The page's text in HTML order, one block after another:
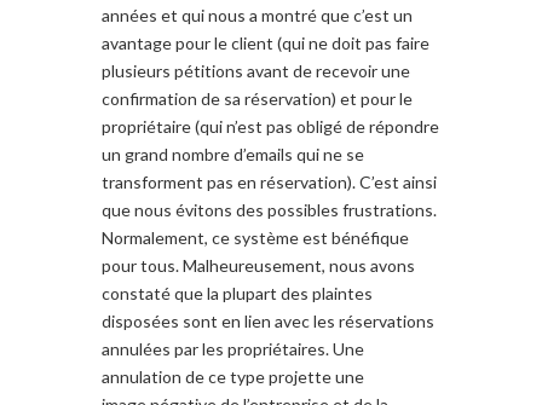
années et qui nous a montré que c’est un
avantage pour le client (qui ne doit pas faire
plusieurs pétitions avant de recevoir une
confirmation de sa réservation) et pour le
propriétaire (qui n’est pas obligé de répondre
un grand nombre d’emails qui ne se
transforment pas en réservation). C’est ainsi
que nous évitons des possibles frustrations.
Normalement, ce système est bénéfique
pour tous. Malheureusement, nous avons
constaté que la plupart des plaintes
disposées sont en lien avec les réservations
annulées par les propriétaires. Une
annulation de ce type projette une